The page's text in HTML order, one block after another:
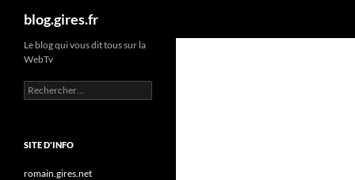
Aller
contenu
blog.gires.fr
Le blog qui vous dit tous sur la
WebTv
Rechercher :
SITE D'INFO
romain.gires.net